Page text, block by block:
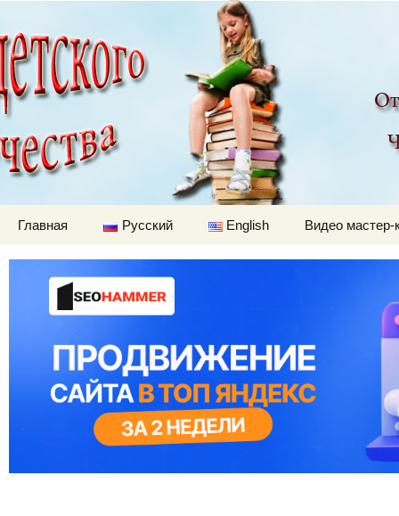
Детский мир
Главная Русский English Видео мастер-